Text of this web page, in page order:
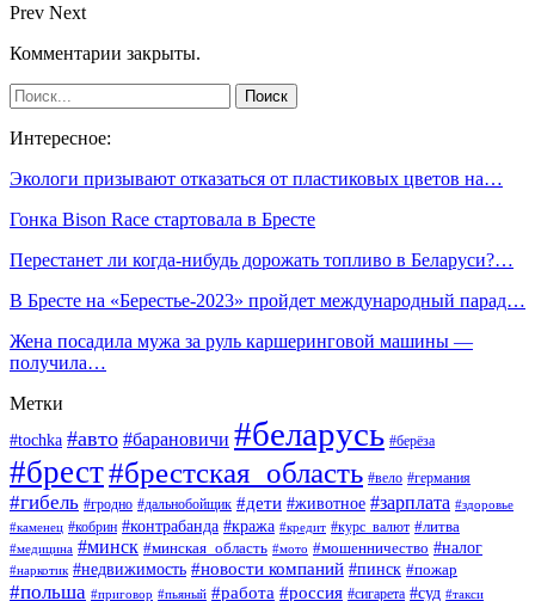
Prev Next
Комментарии закрыты.
Интересное:
Экологи призывают отказаться от пластиковых цветов на…
Гонка Bison Race стартовала в Бресте
Перестанет ли когда-нибудь дорожать топливо в Беларуси?…
В Бресте на «Берестье-2023» пройдет международный парад…
Жена посадила мужа за руль каршеринговой машины —
получила…
Метки
#tochka #авто #барановичи #беларусь #берёза
#брест#брестская_область #вело #германия
#гибель #гродно #дальнобойщик #дети #животное #зарплата #здоровье
#каменец #кобрин #контрабанда #кража #кредит #курс_валют #литва
#медицина #минск #минская_область #мото #мошенничество #налог
#наркотик #недвижимость #новости компаний #пинск #пожар
#польша #приговор #пьяный #работа #россия #сигарета #суд #такси